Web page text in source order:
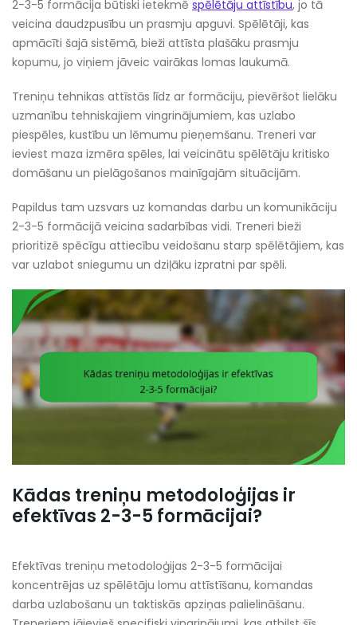
2-3-5 formācija būtiski ietekmē spēlētāju attīstību, jo tā
veicina daudzpusību un prasmju apguvi. Spēlētāji, kas
apmācīti šajā sistēmā, bieži attīsta plašāku prasmju
kopumu, jo viņiem jāveic vairākas lomas laukumā.
Treniņu tehnikas attīstās līdz ar formāciju, pievēršot lielāku
uzmanību tehniskajiem vingrinājumiem, kas uzlabo
piespēles, kustību un lēmumu pieņemšanu. Treneri var
ieviest maza izmēra spēles, lai veicinātu spēlētāju kritisko
domāšanu un pielāgošanos mainīgajām situācijām.
Papildus tam uzsvars uz komandas darbu un komunikāciju
2-3-5 formācijā veicina sadarbības vidi. Treneri bieži
prioritizē spēcīgu attiecību veidošanu starp spēlētājiem, kas
var uzlabot sniegumu un dziļāku izpratni par spēli.
Kādas treniņu metodoloģijas ir
efektīvas 2-3-5 formācijai?
Efektīvas treniņu metodoloģijas 2-3-5 formācijai
koncentrējas uz spēlētāju lomu attīstīšanu, komandas
darba uzlabošanu un taktiskās apziņas palielināšanu.